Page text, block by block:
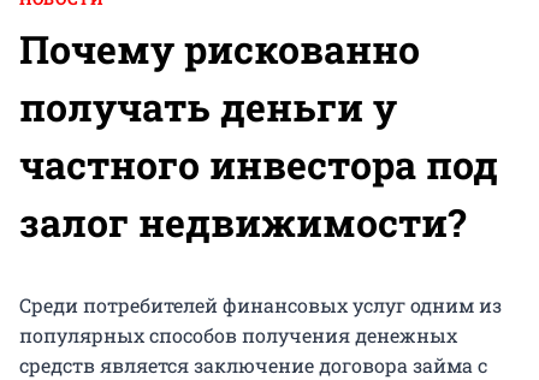
Почему рискованно
получать деньги у
частного инвестора под
залог недвижимости?
Среди потребителей финансовых услуг одним из
популярных способов получения денежных
средств является заключение договора займа с